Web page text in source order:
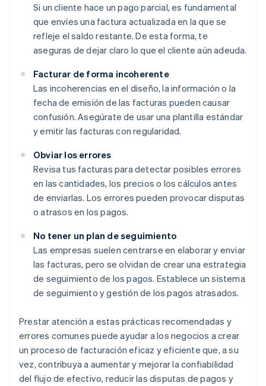
Si un cliente hace un pago parcial, es fundamental
que envíes una factura actualizada en la que se
refleje el saldo restante. De esta forma, te
aseguras de dejar claro lo que el cliente aún adeuda.
Facturar de forma incoherente
Las incoherencias en el diseño, la información o la
fecha de emisión de las facturas pueden causar
confusión. Asegúrate de usar una plantilla estándar
y emitir las facturas con regularidad.
Obviar los errores
Revisa tus facturas para detectar posibles errores
en las cantidades, los precios o los cálculos antes
de enviarlas. Los errores pueden provocar disputas
o atrasos en los pagos.
No tener un plan de seguimiento
Las empresas suelen centrarse en elaborar y enviar
las facturas, pero se olvidan de crear una estrategia
de seguimiento de los pagos. Establece un sistema
de seguimiento y gestión de los pagos atrasados.
Prestar atención a estas prácticas recomendadas y
errores comunes puede ayudar a los negocios a crear
un proceso de facturación eficaz y eficiente que, a su
vez, contribuya a aumentar y mejorar la confiabilidad
del flujo de efectivo, reducir las disputas de pagos y